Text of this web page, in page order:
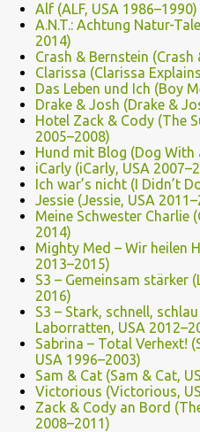
Alf (ALF, USA 1986–1990)
A.N.T.: Achtung Natur-
2014)
Crash & Bernstein (Crash
Clarissa (Clarissa
Das Leben und Ich (Boy
Drake & Josh (Drake &
Hotel Zack & Cody (The
2005–2008)
Hund mit Blog (Dog With
iCarly (iCarly, USA
Ich war’s nicht (I Didn’t
Jessie (Jessie, USA
Meine Schwester Charlie
2014)
Mighty Med – Wir heilen
2013–2015)
S3 – Gemeinsam stärker
2016)
S3 – Stark, schnell,
Laborratten, USA
Sabrina – Total Verhext!
USA 1996–2003)
Sam & Cat (Sam & Cat,
Victorious (Victorious,
Zack & Cody an Bord
2008–2011)